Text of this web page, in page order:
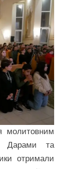
молитовним
Дарами та
отримали